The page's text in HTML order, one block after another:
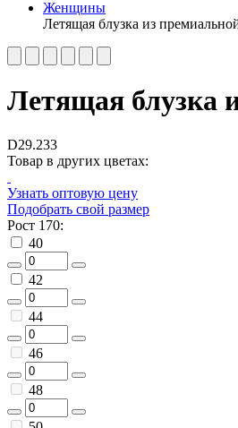
Женщины
Летящая блузка из
Летящая блузка
D29.233
Товар в других цветах:
Узнать оптовую цену
Подобрать свой размер
Рост 170:
40
42
44
46
48